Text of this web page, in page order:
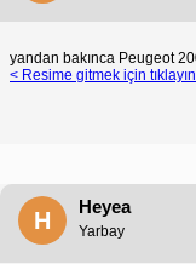
yandan bakınca Peugeot
< Resime gitmek için
H
Heyea
Yarbay